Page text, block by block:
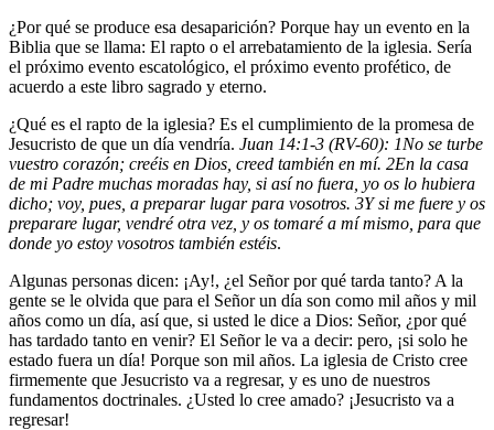
¿Por qué se produce esa desaparición? Porque hay un evento en la
Biblia que se llama: El rapto o el arrebatamiento de la iglesia. Sería
el próximo evento escatológico, el próximo evento profético, de
acuerdo a este libro sagrado y eterno.
¿Qué es el rapto de la iglesia? Es el cumplimiento de la promesa de
Jesucristo de que un día vendría. Juan 14:1-3 (RV-60): 1No se turbe
vuestro corazón; creéis en Dios, creed también en mí. 2En la casa
de mi Padre muchas moradas hay, si así no fuera, yo os lo hubiera
dicho; voy, pues, a preparar lugar para vosotros. 3Y si me fuere y os
preparare lugar, vendré otra vez, y os tomaré a mí mismo, para que
donde yo estoy vosotros también estéis.
Algunas personas dicen: ¡Ay!, ¿el Señor por qué tarda tanto? A la
gente se le olvida que para el Señor un día son como mil años y mil
años como un día, así que, si usted le dice a Dios: Señor, ¿por qué
has tardado tanto en venir? El Señor le va a decir: pero, ¡si solo he
estado fuera un día! Porque son mil años. La iglesia de Cristo cree
firmemente que Jesucristo va a regresar, y es uno de nuestros
fundamentos doctrinales. ¿Usted lo cree amado? ¡Jesucristo va a
regresar!